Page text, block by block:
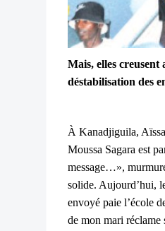
Mais, elles creusent
déstabilisation des
À Kanadjiguila,
Moussa Sagara est
message…»,
solide. Aujourd’hui,
envoyé paie l’école
de mon mari réclame